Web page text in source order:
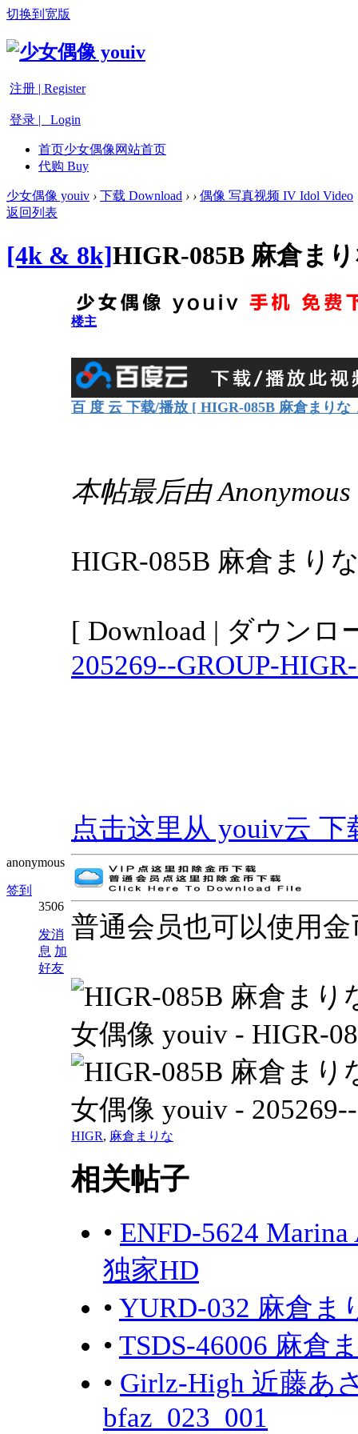
切换到宽版
注册 | Register
登录 | Login
首页少女偶像网站首页
代购 Buy
少女偶像 youiv › 下载 Download › › 偶像 写真视频 IV Idol Video
返回列表
[4k & 8k]HIGR-085B 麻倉ま
anonymous
签到
3506
发消
息 加
好友
楼主
百 度 云 下载/播放 [ HIGR-085B 麻倉まり
本帖最后由
HIGR-085B 麻倉まり
[ Download | ダウンロ
205269--GROUP-
点击这里从 youiv云 下
普通会员也可以使用
HIGR, 麻倉まりな
相关帖子
• ENFD-5624
独家HD
• YURD-032 麻倉ま
• TSDS-46006 麻倉
• Girlz-High 近藤あ
bfaz_023_001